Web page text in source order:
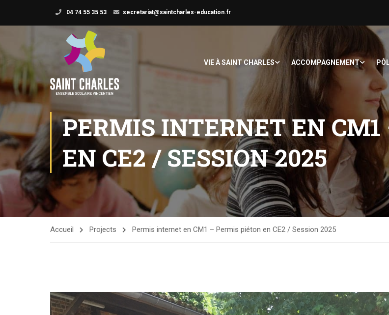
04 74 55 35 53 secretariat@saintcharles-education.fr
VIE À SAINT CHARLES ACCOMPAGNEMENT
PERMIS INTERNET EN
EN CE2 / SESSION 2025
Accueil Projects Permis internet en CM1 – Permis piéton en CE2 / Session 2025